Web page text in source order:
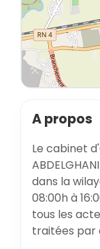
A propos
Le cabinet
dans la
08:00h à
tous les
traitées par